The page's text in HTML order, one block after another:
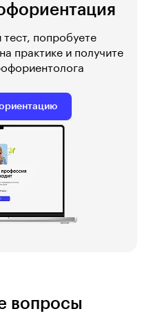
попробуете
практике и получите
вопросы